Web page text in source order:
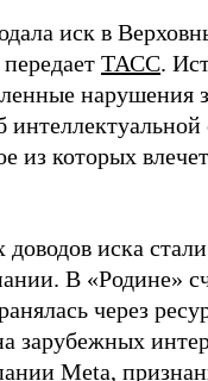
иск в
ТАСС.
нарушения
из которых
иска
В «Родине»
через
зарубежных
Meta,